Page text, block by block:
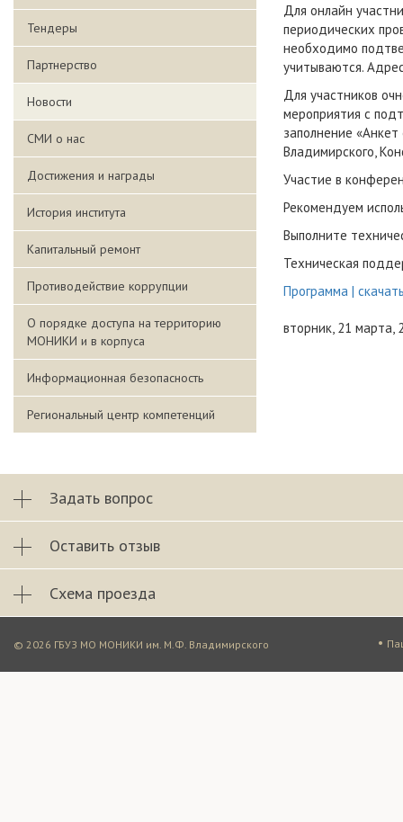
Тендеры
Партнерство
Новости
СМИ о нас
Достижения и награды
История института
Капитальный ремонт
Противодействие коррупции
О порядке доступа на территорию
МОНИКИ и в корпуса
Информационная безопасность
Региональный центр компетенций
Для онлайн
периодических
необходимо
учитываются.
Для участников
мероприятия с
заполнение
Владимирского,
Участие в
Рекомендуем
Выполните
Техническая
Программа |
вторник, 21 марта,
Задать вопрос
Оставить отзыв
Схема проезда
© 2026 ГБУЗ МО МОНИКИ им. М.Ф. Владимирского •